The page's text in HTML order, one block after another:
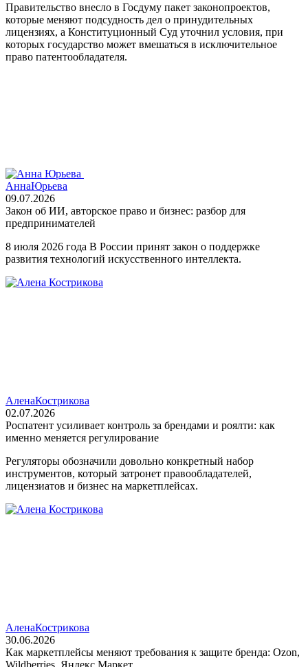
Правительство внесло в Госдуму пакет законопроектов,
которые меняют подсудность дел о принудительных
лицензиях, а Конституционный Суд уточнил условия, при
которых государство может вмешаться в исключительное
право патентообладателя.
АннаЮрьева
09.07.2026
Закон об ИИ, авторское право и бизнес: разбор для
предпринимателей
8 июля 2026 года В России принят закон о поддержке
развития технологий искусственного интеллекта.
АленаКострикова
02.07.2026
Роспатент усиливает контроль за брендами и роялти: как
именно меняется регулирование
Регуляторы обозначили довольно конкретный набор
инструментов, который затронет правообладателей,
лицензиатов и бизнес на маркетплейсах.
АленаКострикова
30.06.2026
Как маркетплейсы меняют требования к защите бренда: Ozon,
Wildberries, Яндекс Маркет